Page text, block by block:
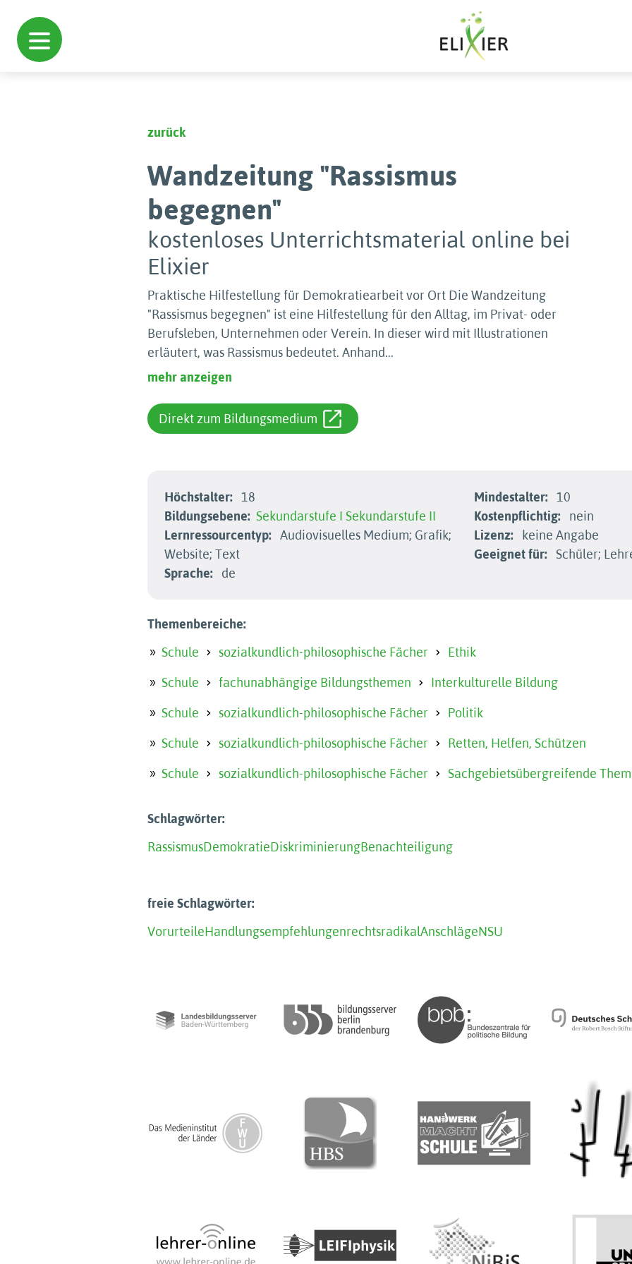
zurück
Wandzeitung "Rassismus
begegnen"
kostenloses Unterrichtsmaterial online bei
Elixier
Praktische Hilfestellung für Demokratiearbeit vor Ort Die Wandzeitung
"Rassismus begegnen" ist eine Hilfestellung für den Alltag, im Privat- oder
Berufsleben, Unternehmen oder Verein. In dieser wird mit Illustrationen
erläutert, was Rassismus bedeutet. Anhand...
mehr anzeigen
Direkt zum Bildungsmedium
Höchstalter:
18
Bildungsebene: Sekundarstufe I Sekundarstufe II
Lernressourcentyp:
Audiovisuelles Medium; Grafik;
Website; Text
Sprache:
de
Mindestalter:
10
Kostenpflichtig:
nein
Lizenz:
keine Angabe
Geeignet für:
Schüler;
Themenbereiche:
Schule
sozialkundlich-philosophische Fächer Ethik
Schule fachunabhängige Bildungsthemen Interkulturelle Bildung
Schule sozialkundlich-philosophische Fächer Politik
Schule sozialkundlich-philosophische Fächer Retten, Helfen, Schützen
Schule sozialkundlich-philosophische Fächer Sachgebietsübergreifende
Schlagwörter:
RassismusDemokratieDiskriminierungBenachteiligung
freie Schlagwörter:
VorurteileHandlungsempfehlungenrechtsradikalAnschlägeNSU